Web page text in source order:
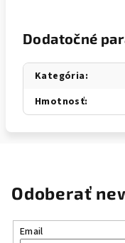
Dodatočné
Kategória:
Hmotnosť:
Odoberať
Email